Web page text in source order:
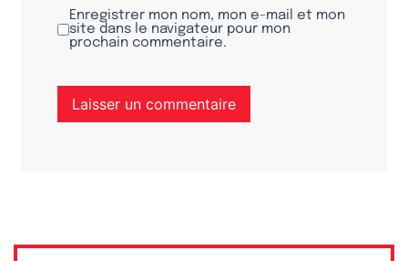
Enregistrer mon nom, mon e-mail et mon
site dans le navigateur pour mon
prochain commentaire.